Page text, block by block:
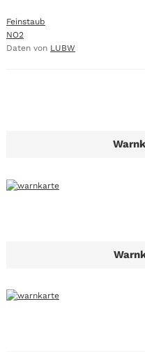
Feinstaub
NO2
Daten von LUBW